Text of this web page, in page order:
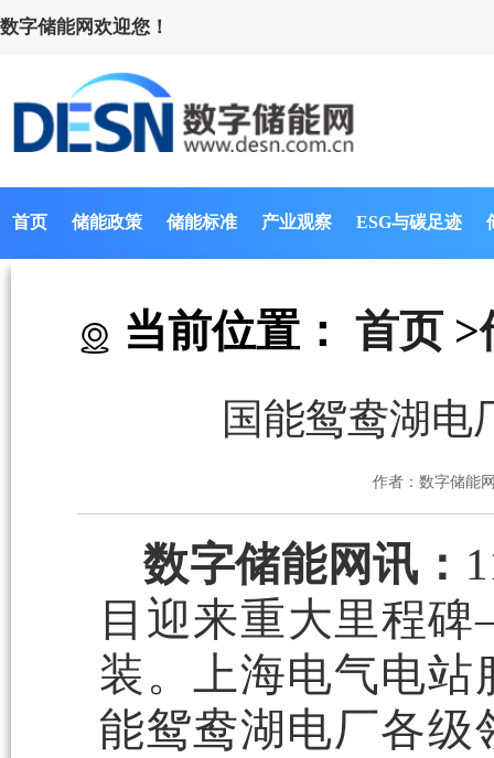
数字储能网欢迎您！
首页 储能政策 储能标准 产业观察 ESG与碳足迹
当前位置： 首页 >
国能鸳鸯湖电
作者：数字储能
数字储能网讯：
目迎来重大里程
装。上海电气电站
能鸳鸯湖电厂各级